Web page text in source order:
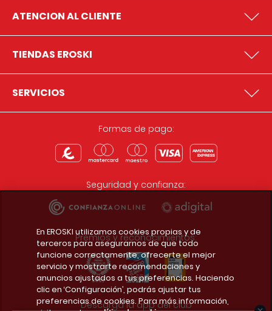
ATENCION AL CLIENTE
TIENDAS EROSKI
SERVICIOS
Formas de pago:
Seguridad y confianza:
Premios y reconocimientos:
Descarga la app del club
En EROSKI utilizamos cookies propias y de
terceros para asegurarnos de que todo
funcione correctamente, ofrecerte el mejor
servicio y mostrarte recomendaciones y
anuncios ajustados a tus preferencias. Haciendo
clic en ‘Configuración’, podrás ajustar tus
preferencias de cookies. Para más información,